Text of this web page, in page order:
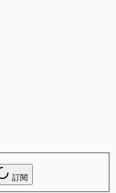
訂閱